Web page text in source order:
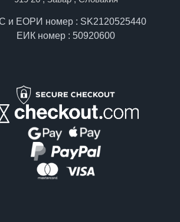
и ЕОРИ номер : SK2120525440
ЕИК номер : 50920600